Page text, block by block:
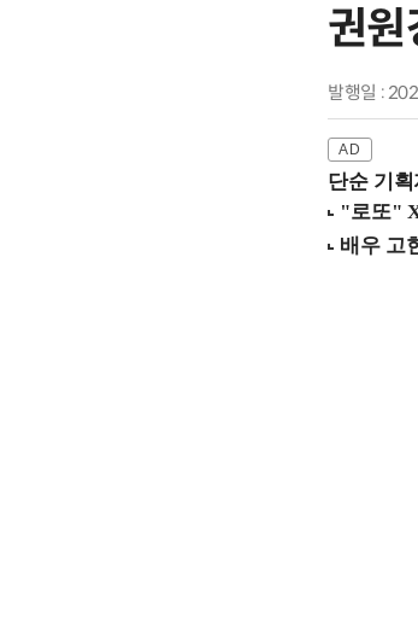
권원
발행일 :
단순 기